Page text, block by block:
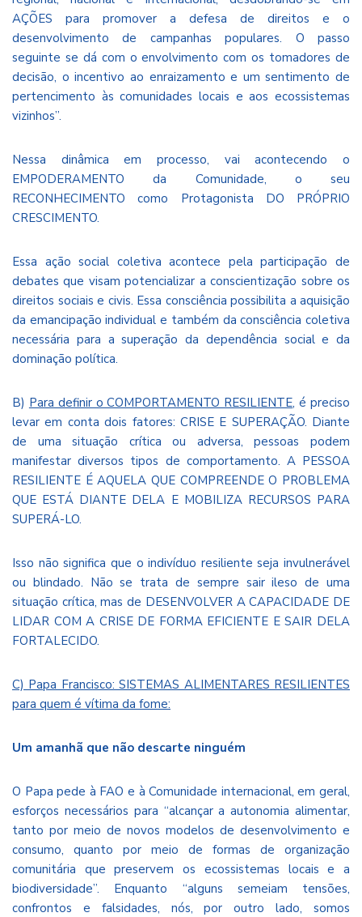
AÇÕES para promover a defesa de direitos e o
desenvolvimento de campanhas populares. O passo
seguinte se dá com o envolvimento com os tomadores de
decisão, o incentivo ao enraizamento e um sentimento de
pertencimento às comunidades locais e aos ecossistemas
vizinhos”.
Nessa dinâmica em processo, vai acontecendo o
EMPODERAMENTO da Comunidade, o seu
RECONHECIMENTO como Protagonista DO PRÓPRIO
CRESCIMENTO.
Essa ação social coletiva acontece pela participação de
debates que visam potencializar a conscientização sobre os
direitos sociais e civis. Essa consciência possibilita a aquisição
da emancipação individual e também da consciência coletiva
necessária para a superação da dependência social e da
dominação política.
B) Para definir o COMPORTAMENTO RESILIENTE, é preciso
levar em conta dois fatores: CRISE E SUPERAÇÃO. Diante
de uma situação crítica ou adversa, pessoas podem
manifestar diversos tipos de comportamento. A PESSOA
RESILIENTE É AQUELA QUE COMPREENDE O PROBLEMA
QUE ESTÁ DIANTE DELA E MOBILIZA RECURSOS PARA
SUPERÁ-LO.
Isso não significa que o indivíduo resiliente seja invulnerável
ou blindado. Não se trata de sempre sair ileso de uma
situação crítica, mas de DESENVOLVER A CAPACIDADE DE
LIDAR COM A CRISE DE FORMA EFICIENTE E SAIR DELA
FORTALECIDO.
C) Papa Francisco: SISTEMAS ALIMENTARES RESILIENTES
para quem é vítima da fome:
Um amanhã que não descarte ninguém
O Papa pede à FAO e à Comunidade internacional, em geral,
esforços necessários para “alcançar a autonomia alimentar,
tanto por meio de novos modelos de desenvolvimento e
consumo, quanto por meio de formas de organização
comunitária que preservem os ecossistemas locais e a
biodiversidade”. Enquanto “alguns semeiam tensões,
confrontos e falsidades, nós, por outro lado, somos